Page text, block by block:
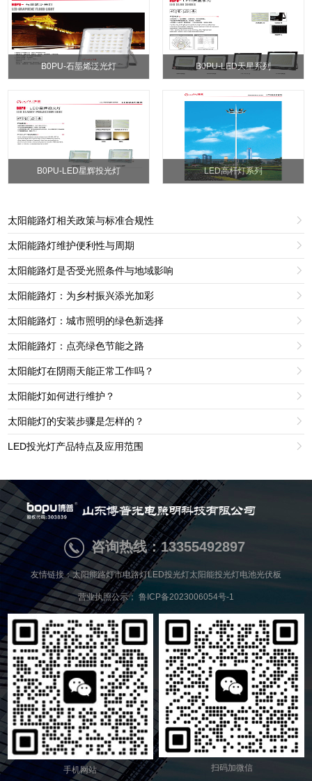
B0PU-石墨烯泛光灯 B0PU-LED天星系列
B0PU-LED星辉投光灯 LED高杆灯系列
太阳能路灯相关政策与标准合规性 
太阳能路灯维护便利性与周期 
太阳能路灯是否受光照条件与地域影响 
太阳能路灯：为乡村振兴添光加彩 
太阳能路灯：城市照明的绿色新选择 
太阳能路灯：点亮绿色节能之路 
太阳能灯在阴雨天能正常工作吗？ 
太阳能灯如何进行维护？ 
太阳能灯的安装步骤是怎样的？ 
LED投光灯产品特点及应用范围 
咨询热线：13355492897
友情链接：太阳能路灯市电路灯LED投光灯太阳能投光灯电池光伏板
营业执照公示； 鲁ICP备2023006054号-1
手机网站 扫码加微信